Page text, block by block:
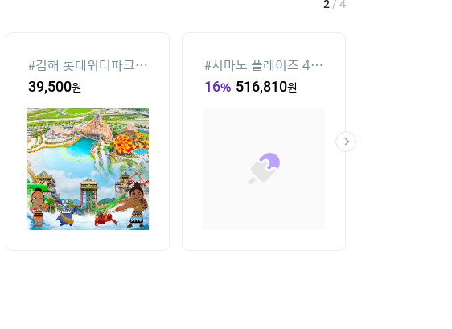
#김해 롯데워터파크
종일권
39,500원
#시마노 플레이즈 40
00전동릴
16% 516,810원
2 / 4